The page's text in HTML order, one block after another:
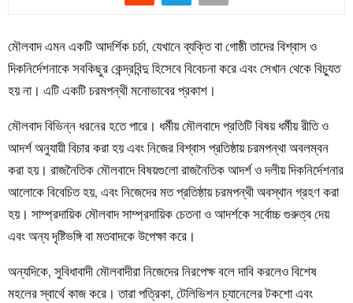
মৌলবাদ এমন একটি আদর্শিক চর্চা, যেখানে ব্যক্তি বা গোষ্ঠী তাদের বিশ্বাস ও
দিকনির্দেশনাকে সবকিছুর কেন্দ্রবিন্দু হিসেবে বিবেচনা করে এবং সেখান থেকে বিচ্যুত
হয় না। এটি একটি চরমপন্থী মনোভাবের প্রকাশ।
মৌলবাদ বিভিন্ন ধরনের হতে পারে। ধর্মীয় মৌলবাদে প্রতিটি বিষয় ধর্মীয় রীতি ও
আদর্শ অনুযায়ী বিচার করা হয় এবং নিজের বিশ্বাস প্রতিষ্ঠায় চরমপন্থা অবলম্বন
করা হয়। রাজনৈতিক মৌলবাদে বিষয়গুলো রাজনৈতিক আদর্শ ও দলীয় দিকনির্দেশনার
আলোকে বিবেচিত হয়, এবং নিজেদের মত প্রতিষ্ঠায় চরমপন্থী অবস্থান গ্রহণ করা
হয়। সাম্প্রদায়িক মৌলবাদ সাম্প্রদায়িক চেতনা ও আদর্শকে সর্বোচ্চ গুরুত্ব দেয়
এবং অন্য দৃষ্টিভঙ্গি বা মতবাদকে উপেক্ষা করে।
অন্যদিকে, সুবিধাবাদী মৌলবাদীরা নিজেদের নিরপেক্ষ বলে দাবি করলেও বিশেষ
মহলের স্বার্থে কাজ করে। তারা পত্রিকা, টেলিভিশন চ্যানেলের টকশো এবং